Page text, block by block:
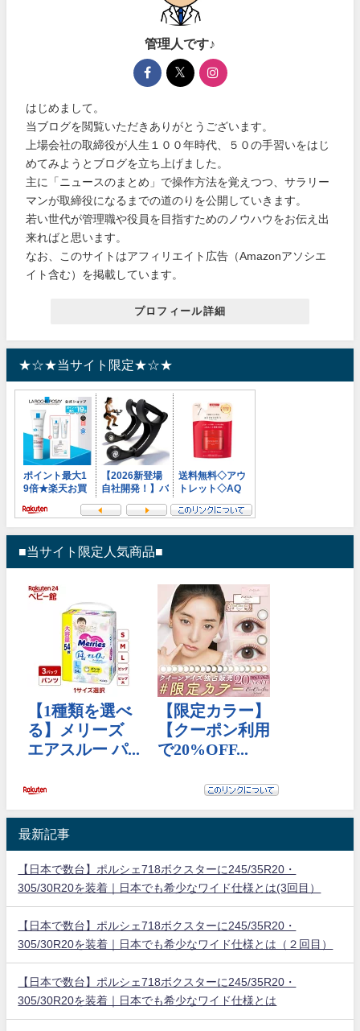
管理人です♪
はじめまして。
当ブログを閲覧いただきありがとうございます。
上場会社の取締役が人生１００年時代、５０の手習いをはじ
めてみようとブログを立ち上げました。
主に「ニュースのまとめ」で操作方法を覚えつつ、サラリー
マンが取締役になるまでの道のりを公開していきます。
若い世代が管理職や役員を目指すためのノウハウをお伝え出
来ればと思います。
なお、このサイトはアフィリエイト広告（Amazonアソシエ
イト含む）を掲載しています。
プロフィール詳細
★☆★当サイト限定★☆★
■当サイト限定人気商品■
最新記事
【日本で数台】ポルシェ718ボクスターに245/35R20・
305/30R20を装着｜日本でも希少なワイド仕様とは(3回目）
【日本で数台】ポルシェ718ボクスターに245/35R20・
305/30R20を装着｜日本でも希少なワイド仕様とは（２回目）
【日本で数台】ポルシェ718ボクスターに245/35R20・
305/30R20を装着｜日本でも希少なワイド仕様とは